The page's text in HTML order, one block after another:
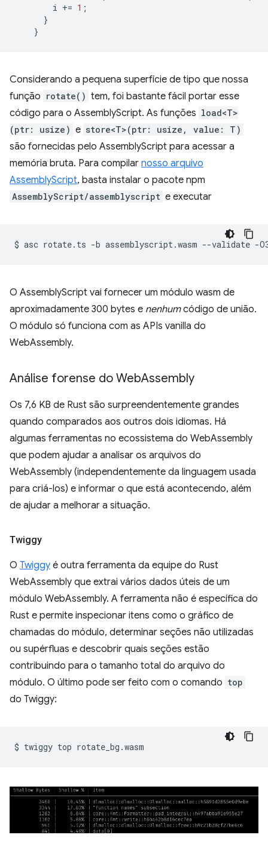
i += 1 ;
}
}
Considerando a pequena superfície de tipo que nossa
função rotate() tem, foi bastante fácil portar esse
código para o AssemblyScript. As funções load<T>
(ptr: usize) e store<T>(ptr: usize, value: T)
são fornecidas pelo AssemblyScript para acessar a
memória bruta. Para compilar nosso arquivo
AssemblyScript, basta instalar o pacote npm
AssemblyScript/assemblyscript e executar
$ asc rotate.ts -b assemblyscript.wasm --validate
O AssemblyScript vai fornecer um módulo wasm de
aproximadamente 300 bytes e nenhumcódigo de união.
O módulo só funciona com as APIs vanilla do
WebAssembly.
Análise forense do WebAssembly
Os 7,6 KB de Rust são surpreendentemente grandes
quando comparados aos outros dois idiomas. Há
algumas ferramentas no ecossistema do WebAssembly
que podem ajudar a analisar os arquivos do
WebAssembly (independentemente da linguagem usada
para criá-los) e informar o que está acontecendo, além
de ajudar a melhorar a situação.
Twiggy
O Twiggy é outra ferramenta da equipe do Rust
WebAssembly que extrai vários dados úteis de um
módulo WebAssembly. A ferramenta não é específica do
Rust e permite inspecionar itens como o gráfico de
chamadas do módulo, determinar seções não utilizadas
ou supérfluas e descobrir quais seções estão
contribuindo para o tamanho total do arquivo do
módulo. O último pode ser feito com o comando top
do Twiggy:
$ twiggy top